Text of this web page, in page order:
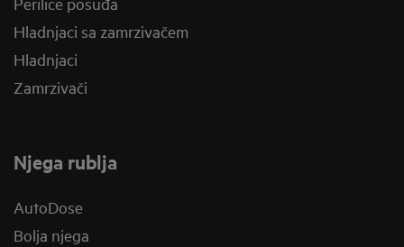
Hladnjaci sa zamrzivačem
Hladnjaci
Zamrzivači
Njega rublja
AutoDose
Bolja njega